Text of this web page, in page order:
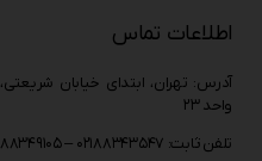
اطلاعات تماس
واحد ۲۳
تلفن ثابت: ۰۲۱۸۸۳۴۳۵۴۷ – ۰۲۱۸۸۳۴۹۱۰۵